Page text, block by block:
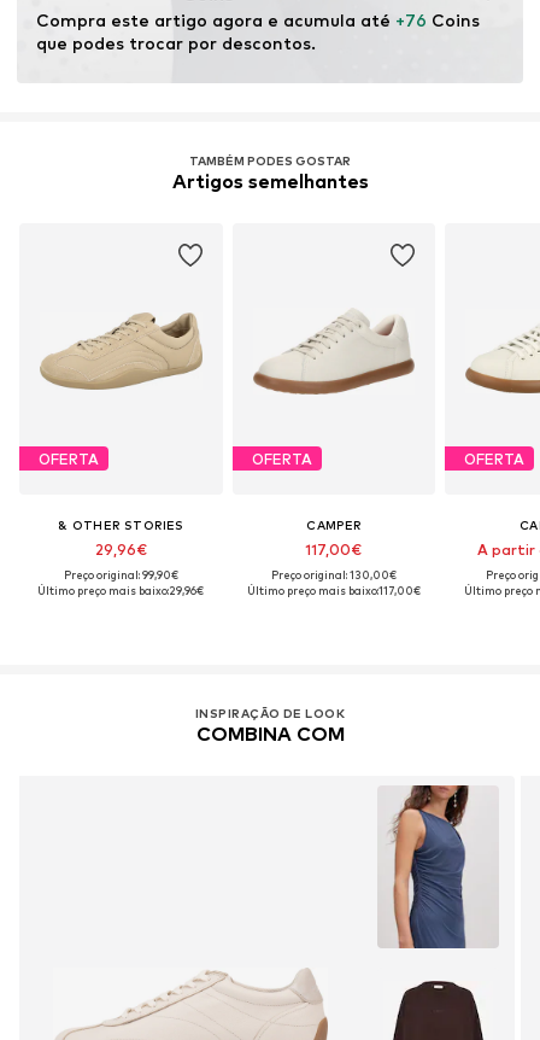
Compra este artigo agora e acumula até +76 Coins
que podes trocar por descontos.
TAMBÉM PODES GOSTAR
Artigos semelhantes
OFERTA
& OTHER STORIES
29,96€
Preço original: 99,90€
Último preço mais baixo:29,96€
OFERTA
CAMPER
117,00€
Preço original: 130,00€
Último preço mais baixo:117,00€
OFERTA
A partir
Preço
Último preço
INSPIRAÇÃO DE LOOK
COMBINA COM